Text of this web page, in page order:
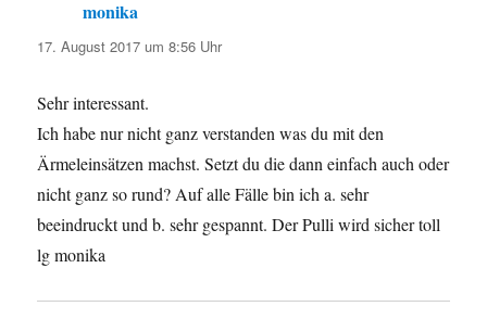
monika
17. August 2017 um 8:56 Uhr
Sehr interessant.
Ich habe nur nicht ganz verstanden was du mit den
Ärmeleinsätzen machst. Setzt du die dann einfach auch oder
nicht ganz so rund? Auf alle Fälle bin ich a. sehr
beeindruckt und b. sehr gespannt. Der Pulli wird sicher toll
lg monika